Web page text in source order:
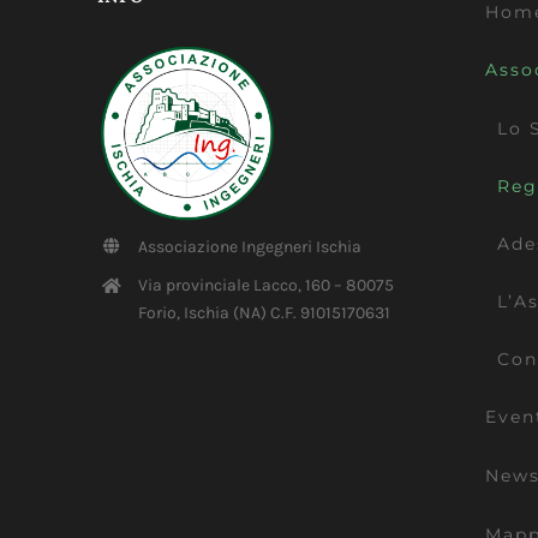
Associazione Ingegneri Ischia
Via provinciale Lacco, 160 – 80075
Forio, Ischia (NA) C.F. 91015170631
Lo